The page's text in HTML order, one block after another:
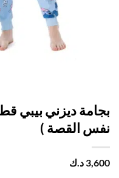
ديزني بيبي قطن (
القصة )
د.ك